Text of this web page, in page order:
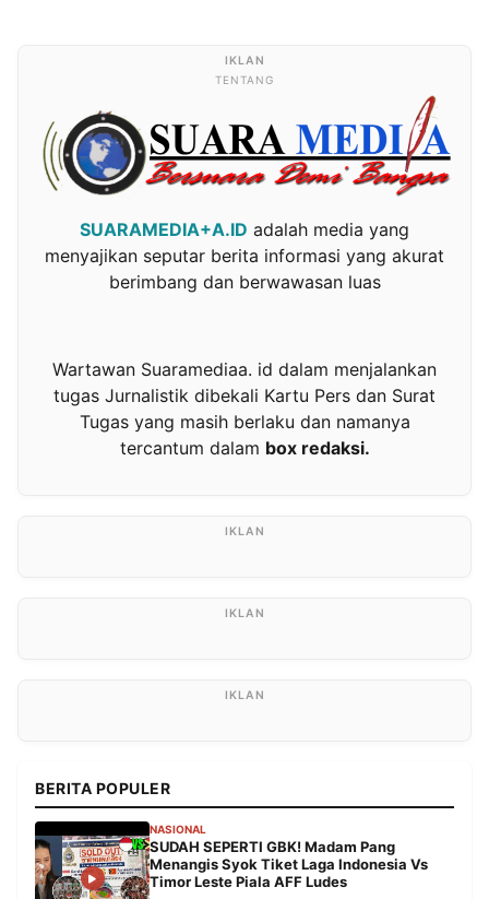
TENTANG
SUARAMEDIA+A.ID adalah media yang
menyajikan seputar berita informasi yang akurat
berimbang dan berwawasan luas
Wartawan Suaramediaa. id dalam menjalankan
tugas Jurnalistik dibekali Kartu Pers dan Surat
Tugas yang masih berlaku dan namanya
tercantum dalam box redaksi.
BERITA POPULER
NASIONAL
SUDAH SEPERTI GBK! Madam Pang
Menangis Syok Tiket Laga Indonesia Vs
Timor Leste Piala AFF Ludes